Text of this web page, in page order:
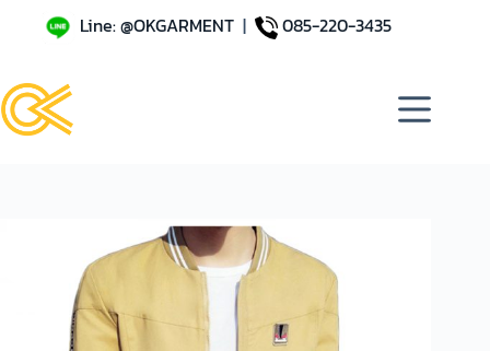
Line: @OKGARMENT| 085-220-3435